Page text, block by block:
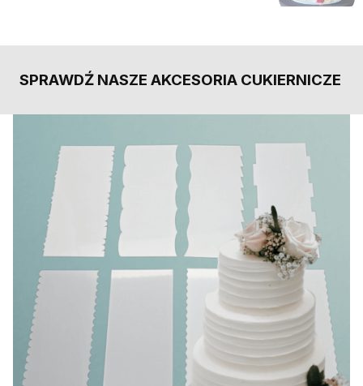
SPRAWDŹ NASZE AKCESORIA CUKIERNICZE